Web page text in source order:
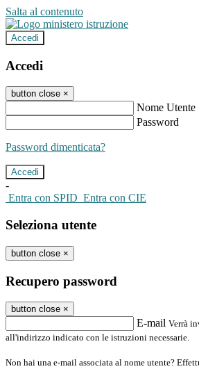
Salta al contenuto
Accedi
Accedi
button close ×
Nome Utente
Password
Password dimenticata?
-
Entra con SPID Entra con CIE
Seleziona utente
button close ×
Recupero password
button close ×
E-mail Verrà
all'indirizzo indicato con le istruzioni necessarie.
Non hai una e-mail associata al nome utente?